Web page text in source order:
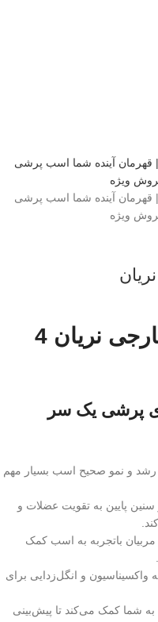
اسب پرشی یک سر خارجی نریان 4
پرشی یک سر
رشد و نمو صحیح اسب بسیار مهم
پایین به تقویت عضلات و
باتجربه به اسب کمک
و انگل‌زدایی برای
شما کمک می‌کند تا پیش‌بینی